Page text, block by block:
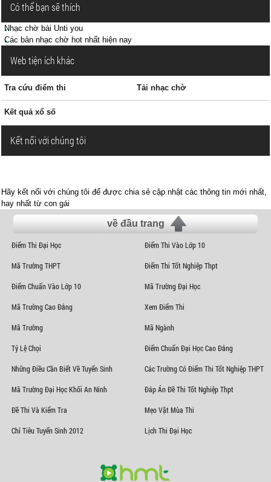
Có thể bạn sẽ thích
Nhạc chờ bài Unti you
Các bản nhạc chờ hot nhất hiện nay
Web tiện ích khác
Tra cứu điểm thi Tải nhạc chờ
Kết quả xổ số
Kết nối với chúng tôi
Hãy kết nối với chúng tôi để được chia sẻ cập nhật các thông tin mới nhất,
hay nhất từ con gái
về đầu trang
Điểm Thi Đại Học Điểm Thi Vào Lớp 10
Mã Trường THPT Điểm Thi Tốt Nghiệp Thpt
Điểm Chuẩn Vào Lớp 10 Mã Trường Đại Học
Mã Trường Cao Đẳng Xem Điểm Thi
Mã Trường Mã Ngành
Tỷ Lệ Chọi Điểm Chuẩn Đại Học Cao Đẳng
Những Điều Cần Biết Về Tuyển Sinh Các Trường Có Điểm Thi Tốt Nghiệp THPT
Mã Trường Đại Học Khối An Ninh Đáp Án Đề Thi Tốt Nghiệp Thpt
Đề Thi Và Kiểm Tra Mẹo Vặt Mùa Thi
Chỉ Tiêu Tuyển Sinh 2012 Lịch Thi Đại Học